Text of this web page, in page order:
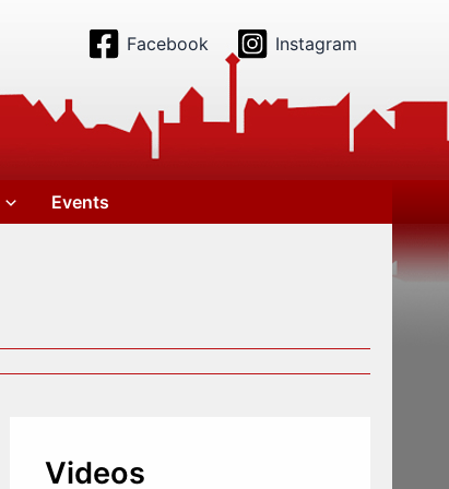
Facebook Instagram
Events
Videos